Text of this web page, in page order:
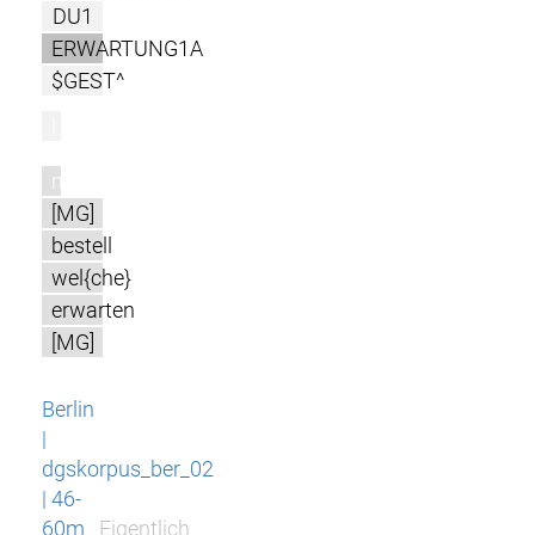
DU1
ERWARTUNG1A
$GEST^
m
[MG]
bestell
wel{che}
erwarten
[MG]
Berlin
|
dgskorpus_ber_02
| 46-
60m
Eigentlich